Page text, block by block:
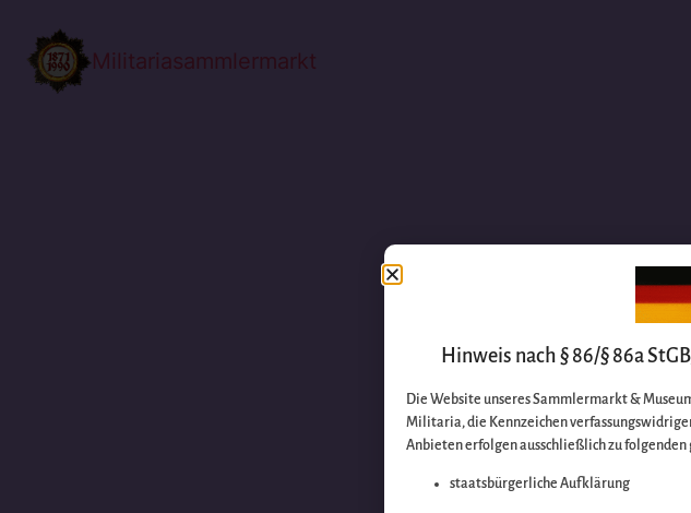
Militariasammlermarkt
Hinweis nach § 86/§ 86a
Die Website unseres Sammlermarkt &
Militaria, die Kennzeichen
Anbieten erfolgen ausschließlich zu folgenden
staatsbürgerliche Aufklärung